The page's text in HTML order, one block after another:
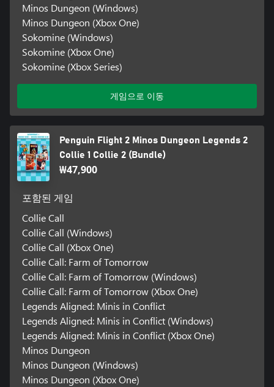
Minos Dungeon (Windows)
Minos Dungeon (Xbox One)
Sokomine (Windows)
Sokomine (Xbox One)
Sokomine (Xbox Series)
게임으로 이동
Penguin Flight 2 Minos Dungeon Legends 2
Collie 1 Collie 2 (Bundle)
₩47,900
포함된 게임
Collie Call
Collie Call (Windows)
Collie Call (Xbox One)
Collie Call: Farm of Tomorrow
Collie Call: Farm of Tomorrow (Windows)
Collie Call: Farm of Tomorrow (Xbox One)
Legends Aligned: Minis in Conflict
Legends Aligned: Minis in Conflict (Windows)
Legends Aligned: Minis in Conflict (Xbox One)
Minos Dungeon
Minos Dungeon (Windows)
Minos Dungeon (Xbox One)